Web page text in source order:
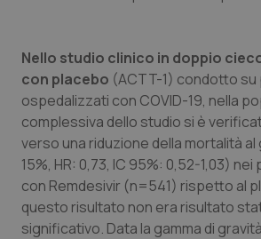
Veneto
Oncoematologia
Oncologia & Nutrizione
Psoriasi & pelle
Quotidiano Cardiologia
Nello studio clinico in doppio
con placebo (ACTT-1) condotto su
ospedalizzati con COVID-19, nella
complessiva dello studio si è
verso una riduzione della mortalità al
15%, HR: 0,73, IC 95%: 0,52-1,03)
con Remdesivir (n=541) rispetto al
questo risultato non era risultato
significativo. Data la gamma di